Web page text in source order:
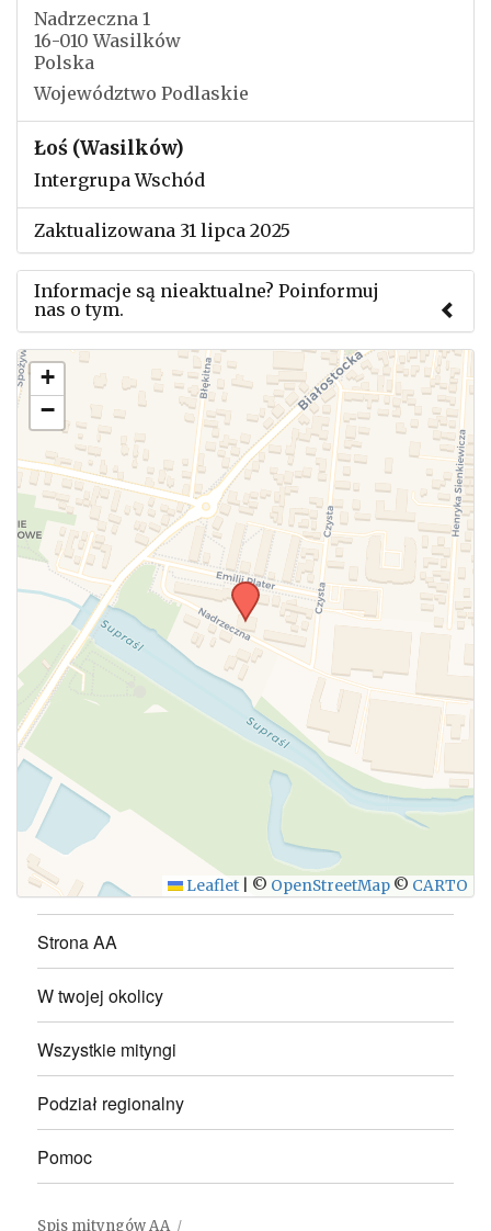
Nadrzeczna 1
16-010 Wasilków
Polska
Województwo Podlaskie
Łoś (Wasilków)
Intergrupa Wschód
Zaktualizowana 31 lipca 2025
Informacje są nieaktualne? Poinformuj
nas o tym.
Użyj tego formularza aby przesłać informację o
zmianach w powyższym mityngu.
+
−
Leaflet © OpenStreetMap © CARTO
Strona AA
W twojej okolicy
Wszystkie mityngi
Podział regionalny
Pomoc
Spis mityngów AA